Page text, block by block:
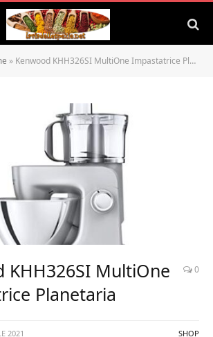
» Kenwood KHH326SI MultiOne Impastatrice Planetaria
KHH326SI MultiOne
Planetaria
0
2021 SHOP